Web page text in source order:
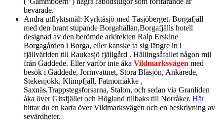
bevarade.
Andra utflyktsmål: Kyrktåsjö med Tåsjöberget. Borgafjäll
med den brant stupande Borgahällan,Borgafjälls hotell
designad av den berömde arkitekten Ralp Erskine
Borgagården i Borga, eller kanske ta sig längre in i
fjällvärlden till Raukasjö fjällgård . Hällingsåfallet någon mil
från Gäddede. Eller varför inte åka Vildmarksvägen med
besök i Gäddede, Jormvattnet, Stora Blåsjön, Ankarede,
Stekenjokk, Klimpfjäll, Fatmomakke ,
Saxnäs,Trappstegsforsarna, Stalon, och sedan via Granliden
åka över Gitsfjället och Högland tillbaks till Norråker. Här
hittar du en karta över Vildmarksvägen och en beskrivning av
sevärdheter.